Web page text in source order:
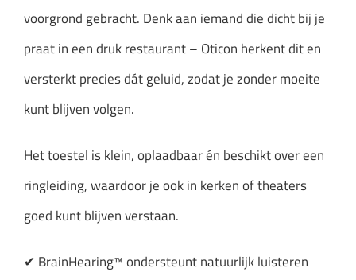
voorgrond gebracht. Denk aan iemand die dicht bij je
praat in een druk restaurant – Oticon herkent dit en
versterkt precies dát geluid, zodat je zonder moeite
kunt blijven volgen.
Het toestel is klein, oplaadbaar én beschikt over een
ringleiding, waardoor je ook in kerken of theaters
goed kunt blijven verstaan.
✔ BrainHearing™ ondersteunt natuurlijk luisteren